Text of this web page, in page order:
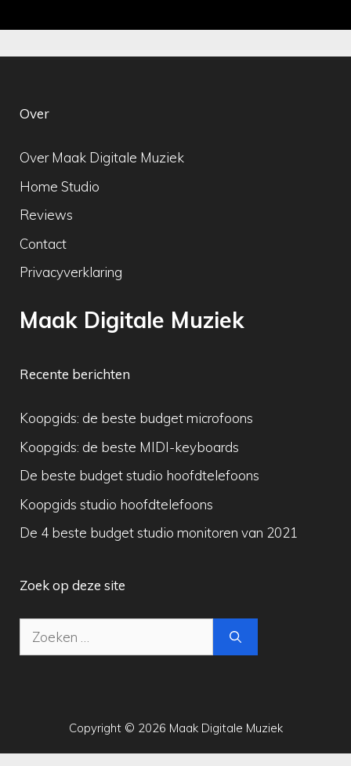
Over
Over Maak Digitale Muziek
Home Studio
Reviews
Contact
Privacyverklaring
Maak Digitale Muziek
Recente berichten
Koopgids: de beste budget microfoons
Koopgids: de beste MIDI-keyboards
De beste budget studio hoofdtelefoons
Koopgids studio hoofdtelefoons
De 4 beste budget studio monitoren van 2021
Zoek op deze site
Zoek
naar:
Copyright © 2026 Maak Digitale Muziek